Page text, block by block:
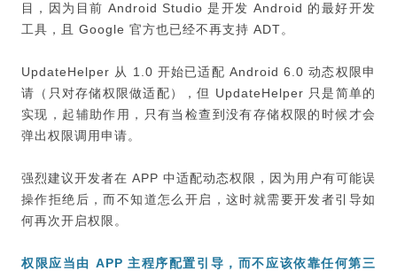
目，因为目前 Android Studio 是开发 Android 的最好开发
工具，且 Google 官方也已经不再支持 ADT。
UpdateHelper 从 1.0 开始已适配 Android 6.0 动态权限申
请（只对存储权限做适配），但 UpdateHelper 只是简单的
实现，起辅助作用，只有当检查到没有存储权限的时候才会
弹出权限调用申请。
强烈建议开发者在 APP 中适配动态权限，因为用户有可能误
操作拒绝后，而不知道怎么开启，这时就需要开发者引导如
何再次开启权限。
权限应当由 APP 主程序配置引导，而不应该依靠任何第三